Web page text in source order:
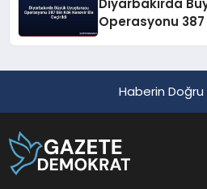
Diyarbakırda
Operasyonu 387
Haberin Doğru